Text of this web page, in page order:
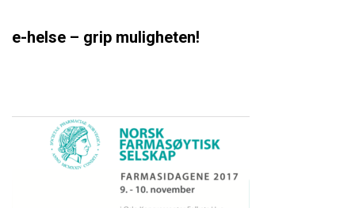
e-helse – grip muligheten!